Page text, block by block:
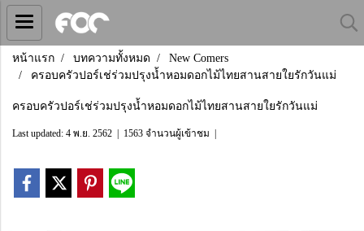
หน้าแรก บทความทั้งหมด
New Comers
ครอบครัวปอร์เช่ร่วมปรุงน้ำหอมดอกไม้ไทยสานสายใยรักวันแม่
ครอบครัวปอร์เช่ร่วมปรุงน้ำหอมดอกไม้ไทยสานสายใยรักวันแม่
Last updated: 4 พ.ย. 2562 1563 จำนวนผู้เข้าชม